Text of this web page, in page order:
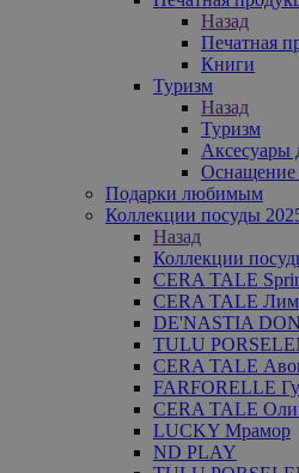
Назад
Печатная
Книги
Туризм
Назад
Туризм
Аксесуары
Оснащение
Подарки любимым
Коллекции посуды
Назад
Коллекции
CERA TALE
CERA TALE
DE'NASTIA
TULU
CERA TALE
FARFORELLE
CERA TALE
LUCKY Мрамор
ND PLAY